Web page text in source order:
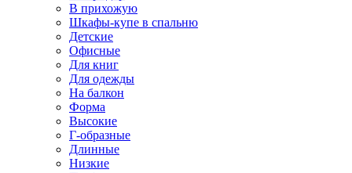
В прихожую
Шкафы-купе в спальню
Детские
Офисные
Для книг
Для одежды
На балкон
Форма
Высокие
Г-образные
Длинные
Низкие